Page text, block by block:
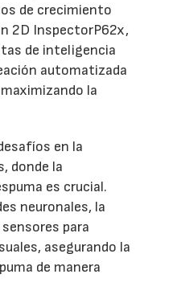
de crecimiento
2D InspectorP62x,
de inteligencia
automatizada
la
en la
donde la
es crucial.
neuronales, la
para
asegurando la
de manera